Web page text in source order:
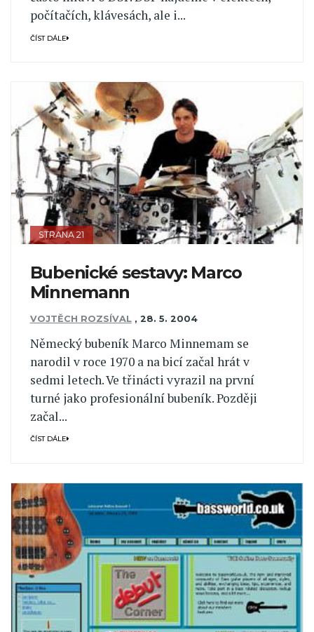
počítačích, klávesách, ale i...
ČÍST DÁLE
STRANA 21
Bubenické sestavy: Marco
Minnemann
VOJTĚCH ROZSÍVAL , 28. 5. 2004
Německý bubeník Marco Minnemam se
narodil v roce 1970 a na bicí začal hrát v
sedmi letech. Ve třinácti vyrazil na první
turné jako profesionální bubeník. Později
začal...
ČÍST DÁLE